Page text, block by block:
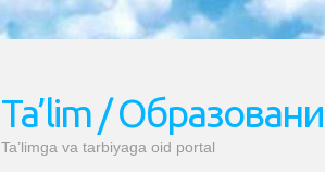
Ta’lim /
Ta’limga va tarbiyaga oid portal